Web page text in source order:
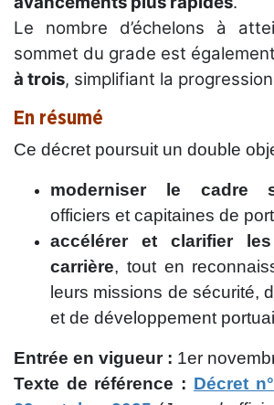
Le nombre d’échelons à
sommet du grade est également
à trois, simplifiant la
En résumé
Ce décret poursuit un double
moderniser le cadre
officiers et capitaines de
accélérer et clarifier
carrière, tout en
leurs missions de sécurité,
et de développement
Entrée en vigueur : 1er
Texte de référence : Décret